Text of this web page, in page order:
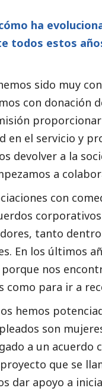
ha
todos estos
sido muy
con donación
en el servicio y
devolver a la
a
con
tanto
En los últimos
nos
como para ir a
hemos
son
a un acuerdo
que se
dar apoyo a